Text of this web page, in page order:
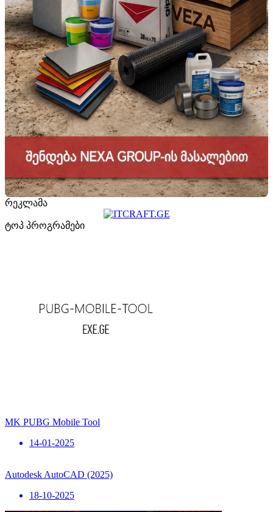
რეკლამა
ტოპ პროგრამები
MK PUBG Mobile Tool
14-01-2025
Autodesk AutoCAD (2025)
18-10-2025